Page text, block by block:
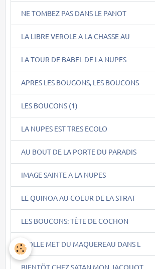
NE TOMBEZ PAS DANS LE PANOT
LA LIBRE VEROLE A LA CHASSE AU
LA TOUR DE BABEL DE LA NUPES
APRES LES BOUGONS, LES BOUCONS
LES BOUCONS (1)
LA NUPES EST TRES ECOLO
AU BOUT DE LA PORTE DU PARADIS
IMAGE SAINTE A LA NUPES
LE QUINOA AU COEUR DE LA STRAT
LES BOUCONS: TÊTE DE COCHON
PIOLLE MET DU MAQUEREAU DANS L
BIENTÖT CHEZ SATAN MON JACQUOT